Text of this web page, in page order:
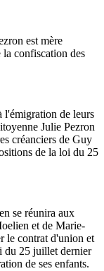
est mère
confiscation des
l'émigration de leurs
Julie Pezron
créanciers de Guy
de la loi du 25
se réunira aux
et de Marie-
le contrat d'union et
du 25 juillet dernier
de ses enfants.